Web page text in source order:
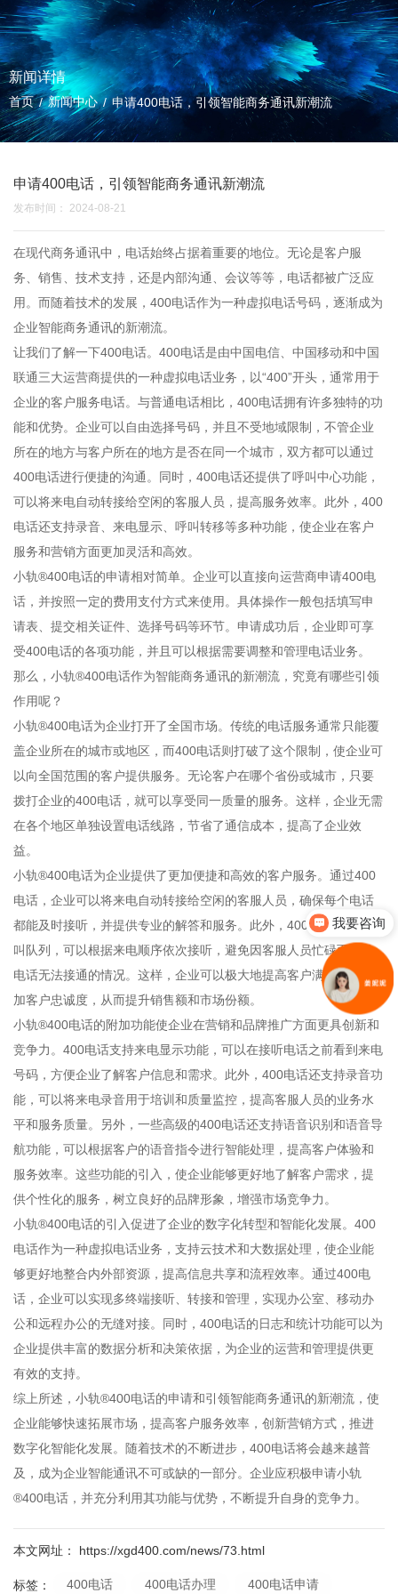
新闻详情
首页/新闻中心 /申请400电话，引领智能商务通讯新潮流
申请400电话，引领智能商务通讯新潮流
发布时间： 2024-08-21
在现代商务通讯中，电话始终占据着重要的地位。无论是客户服
务、销售、技术支持，还是内部沟通、会议等等，电话都被广泛应
用。而随着技术的发展， 400电话作为一种虚拟电话号码，逐渐成为
企业智能商务通讯的新潮流。
让我们了解一下400电话。400电话是由中国电信、中国移动和中国
联通三大运营商提供的一种虚拟电话业务，以“400”开头，通常用于
企业的客户服务电话。与普通电话相比，400电话拥有许多独特的功
能和优势。企业可以自由选择号码，并且不受地域限制，不管企业
所在的地方与客户所在的地方是否在同一个城市，双方都可以通过
400电话进行便捷的沟通。同时，400电话还提供了呼叫中心功能，
可以将来电自动转接给空闲的客服人员，提高服务效率。此外，400
电话还支持录音、来电显示、呼叫转移等多种功能，使企业在客户
服务和营销方面更加灵活和高效。
小轨®400电话的申请相对简单。企业可以直接向运营商申请400电
话 ，并按照一定的费用支付方式来使用。具体操作一般包括填写申
请表、提交相关证件、选择号码等环节。申请成功后，企业即可享
受400电话的各项功能，并且可以根据需要调整和管理电话业务。
那么，小轨®400电话作为智能商务通讯的新潮流，究竟有哪些引领
作用呢？
小轨®400电话为企业打开了全国市场。传统的电话服务通常只能覆
盖企业所在的城市或地区，而400电话则打破了这个限制，使企业可
以向全国范围的客户提供服务。无论客户在哪个省份或城市，只要
拨打企业的400电话，就可以享受同一质量的服务。这样，企业无需
在各个地区单独设置电话线路，节省了通信成本，提高了企业效
益。
小轨®400电话为企业提供了更加便捷和高效的客户服务。通过400
电话，企业可以将来电自动转接给空闲的客服人员，确保每个电话
都能及时接听，并提供专业的解答和服务。此外，400电话还支持呼
叫队列，可以根据来电顺序依次接听，避免因客服人员忙碌而导致
电话无法接通的情况。这样，企业可以极大地提高客户满意度，增
加客户忠诚度，从而提升销售额和市场份额。
小轨®400电话的附加功能使企业在营销和品牌推广方面更具创新和
竞争力。400电话支持来电显示功能，可以在接听电话之前看到来电
号码，方便企业了解客户信息和需求。此外，400电话还支持录音功
能，可以将来电录音用于培训和质量监控，提高客服人员的业务水
平和服务质量。另外，一些高级的400电话还支持语音识别和语音导
航功能，可以根据客户的语音指令进行智能处理，提高客户体验和
服务效率。这些功能的引入，使企业能够更好地了解客户需求，提
供个性化的服务，树立良好的品牌形象，增强市场竞争力。
小轨®400电话的引入促进了企业的数字化转型和智能化发展。400
电话作为一种虚拟电话业务，支持云技术和大数据处理，使企业能
够更好地整合内外部资源，提高信息共享和流程效率。通过400电
话，企业可以实现多终端接听、转接和管理，实现办公室、移动办
公和远程办公的无缝对接。同时，400电话的日志和统计功能可以为
企业提供丰富的数据分析和决策依据，为企业的运营和管理提供更
有效的支持。
综上所述，小轨®400电话的申请和引领智能商务通讯的新潮流，使
企业能够快速拓展市场，提高客户服务效率，创新营销方式，推进
数字化智能化发展。随着技术的不断进步，400电话将会越来越普
及，成为企业智能通讯不可或缺的一部分。企业应积极申请小轨
®400电话，并充分利用其功能与优势，不断提升自身的竞争力。
本文网址： https://xgd400.com/news/73.html
标签： 400电话 400电话办理 400电话申请
我要咨询